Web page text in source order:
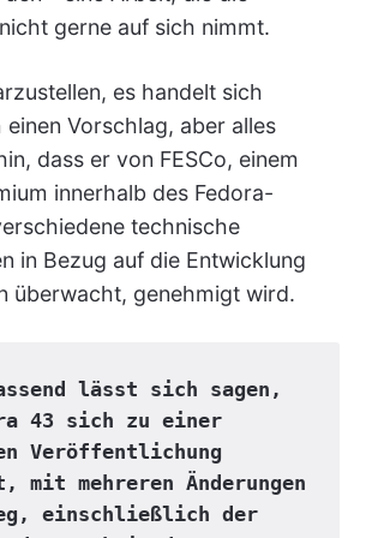
gerne auf sich nimmt.
es handelt sich
Vorschlag, aber alles
dass er von FESCo, einem
innerhalb des Fedora-
technische
in Bezug auf die Entwicklung
überwacht, genehmigt wird.
lässt sich sagen,
43 sich zu einer
Veröffentlichung
mit mehreren Änderungen
einschließlich der